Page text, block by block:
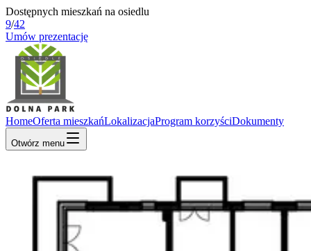
Dostępnych mieszkań na osiedlu
9/42
Umów prezentację
HomeOferta mieszkańLokalizacjaProgram korzyściDokumenty
Otwórz menu